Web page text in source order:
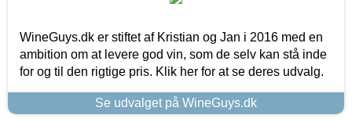
WineGuys.dk er stiftet af Kristian og Jan i 2016 med en
ambition om at levere god vin, som de selv kan stå inde
for og til den rigtige pris. Klik her for at se deres udvalg.
Se udvalget på WineGuys.dk